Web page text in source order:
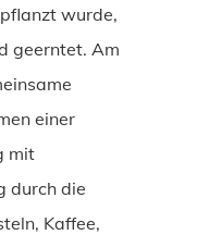
wurde,
geerntet. Am
einer
mit
durch die
Kaffee,